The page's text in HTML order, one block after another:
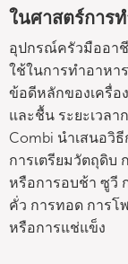
ในศาสตร์การ
อุปกรณ์ครัวมืออา
ใช้ในการทำอาหา
ข้อดีหลักของเครื่อ
และชื้น ระยะเวล
Combi นำเสนอวิ
การเตรียมวัตถุดิบ
หรือการอบช้า ซูวี
คั่ว การทอด การโ
หรือการแช่แข็ง